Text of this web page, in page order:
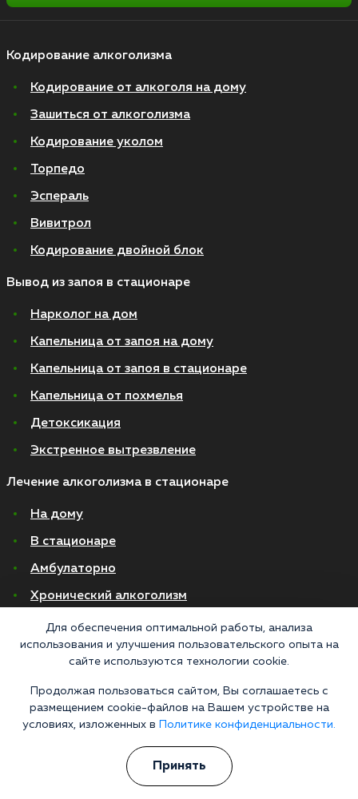
Кодирование алкоголизма
Кодирование от алкоголя на дому
Зашиться от алкоголизма
Кодирование уколом
Торпедо
Эспераль
Вивитрол
Кодирование двойной блок
Вывод из запоя в стационаре
Нарколог на дом
Капельница от запоя на дому
Капельница от запоя в стационаре
Капельница от похмелья
Детоксикация
Экстренное вытрезвление
Лечение алкоголизма в стационаре
На дому
В стационаре
Амбулаторно
Хронический алкоголизм
Женский алкоголизм
Пивной алкоголизм
© 2026 Все права защищены
Политика конфиденциальности
Согласие на обработку персональных данных
Медицинские услуги оказываются ООО "М-Трезвость", по лицензии
ЛО-50-01-012801 от 27.08.2021 по адресу: 127083, Московская область, г.
Москва, улица 8 Марта, 1с12, подъезд 1
Для обеспечения оптимальной работы, анализа
использования и улучшения пользовательского опыта на
сайте используются технологии cookie.
Продолжая пользоваться сайтом, Вы соглашаетесь с
размещением cookie-файлов на Вашем устройстве на
условиях, изложенных в
Политике конфиденциальности.
Принять